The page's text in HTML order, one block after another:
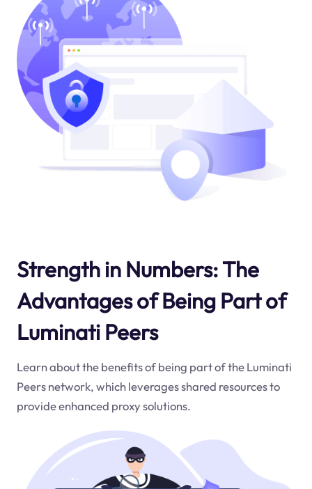
Strength in Numbers: The
Advantages of Being Part of
Luminati Peers
Learn about the benefits of being part of the Luminati
Peers network, which leverages shared resources to
provide enhanced proxy solutions.